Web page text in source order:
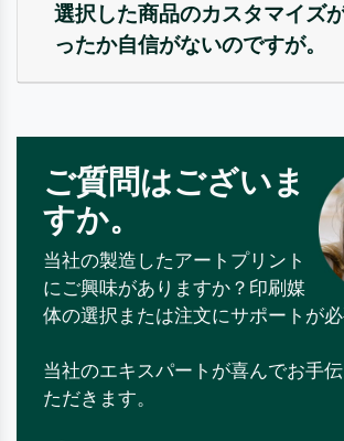
選択した商品のカスタマイズ
ったか自信がないのですが。
ご質問はございま
すか。
当社の製造したアートプリント
にご興味がありますか？印刷媒
体の選択または注文にサポートが
当社のエキスパートが喜んでお手
ただきます。